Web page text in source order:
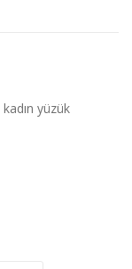
kadın yüzük